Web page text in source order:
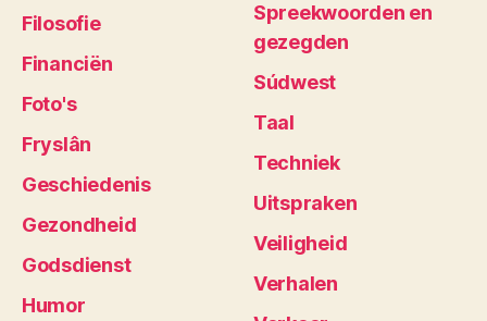
Filosofie
Financiën
Foto's
Fryslân
Geschiedenis
Gezondheid
Godsdienst
Humor
Spreekwoorden en
gezegden
Súdwest
Taal
Techniek
Uitspraken
Veiligheid
Verhalen